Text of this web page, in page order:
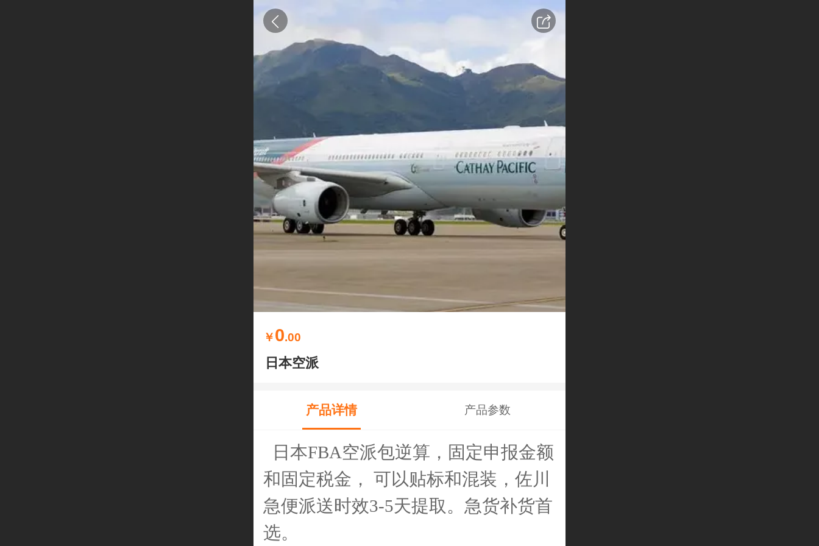
￥0.00
日本空派
产品详情 产品参数
日本FBA空派包逆算，固定申报金额
和固定税金， 可以贴标和混装，佐川
急便派送时效3-5天提取。急货补货首
选。